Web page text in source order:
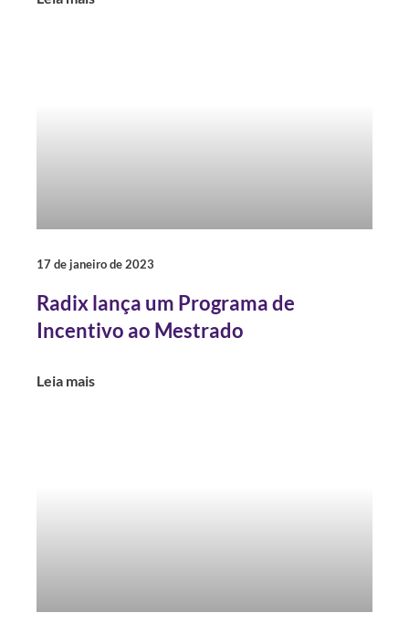
Radix lança um Programa de
Incentivo ao Mestrado
Leia mais
17 de janeiro de 2023